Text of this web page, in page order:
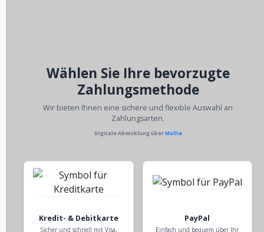
Wählen Sie Ihre bevorzugte
Zahlungsmethode
Wir bieten Ihnen eine sichere und flexible Auswahl an
Zahlungsarten.
Digitale Abwicklung überMollie
Kredit- & Debitkarte
Sicher und schnell mit Visa,
PayPal
Einfach und bequem über Ihr